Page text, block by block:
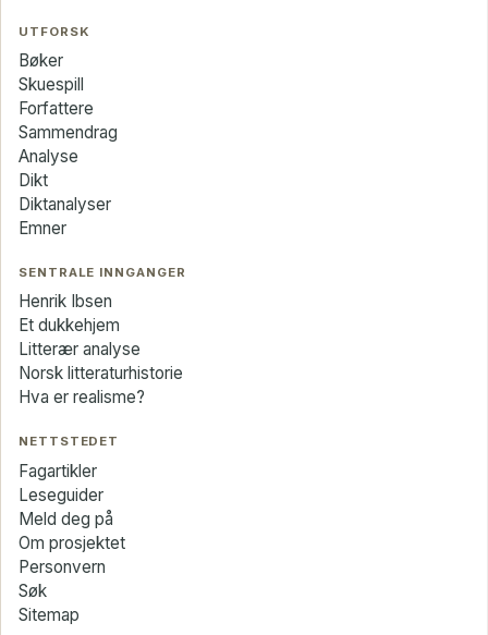
UTFORSK
Bøker
Skuespill
Forfattere
Sammendrag
Analyse
Dikt
Diktanalyser
Emner
SENTRALE INNGANGER
Henrik Ibsen
Et dukkehjem
Litterær analyse
Norsk litteraturhistorie
Hva er realisme?
NETTSTEDET
Fagartikler
Leseguider
Meld deg på
Om prosjektet
Personvern
Søk
Sitemap